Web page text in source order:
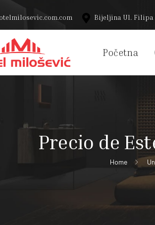
Bijeljina Ul. Filipa
Početna
Precio de
Home